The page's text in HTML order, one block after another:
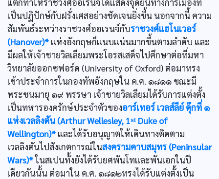
เป็นปฏิปักษ์กับฝรั่งเศสอย่างชัดเจนยิ่งขึ้น นอกจากนี้ ความ
สัมพันธ์ระหว่างราชวงศ์ออเรนจ์กับราชวงศ์แฮโนเวอร์
(Hanover)* แห่งอังกฤษก็แนบแน่นมากขึ้นตามลำดับ และ
มีผลให้เจ้าชายวิลเลียมพระโอรสเสด็จไปศึกษาต่อที่มหา
วิทยาลัยออกซฟอร์ด (University of Oxford) ต่อมาทรง
เข้าประจำการในกองทัพอังกฤษใน ค.ศ. ๑๘๑๑ ขณะมี
พระชนมายุ ๑๙ พรรษา เจ้าชายวิลเลียมได้รับการแต่งตั้ง
เป็นทหารองครักษ์ประจำตัวของอาร์เทอร์ เวลส์ลีย์ ดุ๊กที่ ๑
แห่งเวลลิงตัน (Arthur Wellesley, 1ˢᵗ Duke of
Wellington)* และได้รับอนุญาตให้เดินทางติดตาม
เวลลิงตันไปสังเกตการณ์ในสงครามคาบสมุทร (Peninsular
Wars)*ในสเปนทั้งยังได้รับยศพันโทและพันเอกในปี
เดียวกันนั้น ต่อมาใน ค.ศ. ๑๘๑๒ทรงได้รับแต่งตั้งเป็น